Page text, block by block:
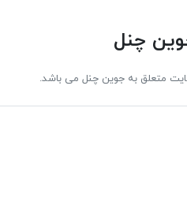
چنل
متعلق به جوین چنل می باشد.